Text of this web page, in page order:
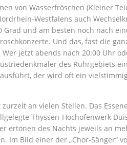
von Wasserfröschen (Kleiner
Westfalens auch
und am besten noch nach
Und das, fast die
jetzt abends nach 20:00 Uhr
des Ruhrgebiets
der wird oft ein
an vielen Stellen. Das
Thyssen-Hochofenwerk
ertönen des Nachts jeweils an
Im Bild einer der „Chor-Sänger“